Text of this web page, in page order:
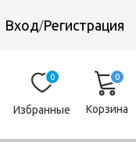
Вход/Регистрация
0
Избранные
0
Корзина